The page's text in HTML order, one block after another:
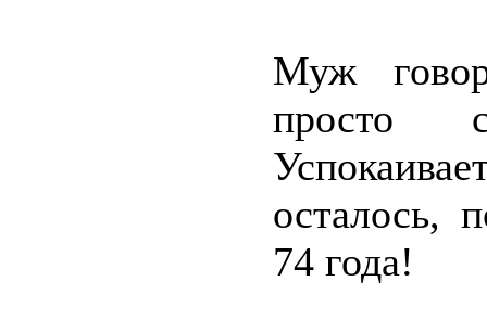
Муж
просто
осталось,
74 года!